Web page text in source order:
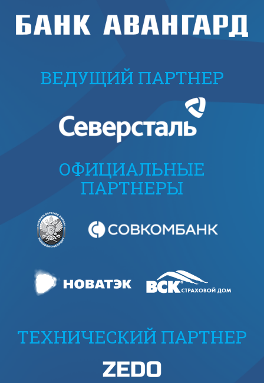
ВЕДУЩИЙ ПАРТНЕР
ОФИЦИАЛЬНЫЕ
ПАРТНЕРЫ
ТЕХНИЧЕСКИЙ ПАРТНЕР